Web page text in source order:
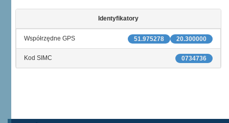
Identyfikatory
20.300000
51.975278
Współrzędne GPS
0734736
Kod SIMC